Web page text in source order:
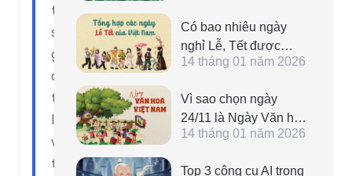
trang
sẽ
giúp
quá
trình
việc
trở
Có bao nhiêu ngày
nghỉ Lễ, Tết được
hưởng lương? Tổng
năm của Việt Nam
14 tháng 01 năm 2026
Vì sao chọn ngày
24/11 là Ngày Văn hóa
Việt Nam, toàn dân
14 tháng 01 năm 2026
Top 3 công cụ AI trong